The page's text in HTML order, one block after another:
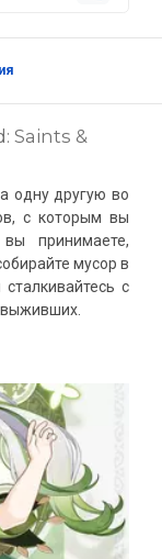
Saints &
одну другую во
с которым вы
принимаете,
мусор в
с